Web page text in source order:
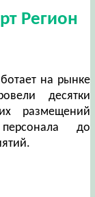
Регион
на рынке
десятки
размещений
до